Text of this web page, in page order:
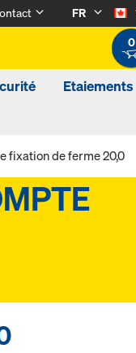
FR
0
Etaiements
fixation de ferme 20,0